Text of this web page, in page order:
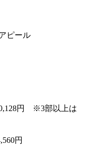
ピール
円 ※3部以上は
円